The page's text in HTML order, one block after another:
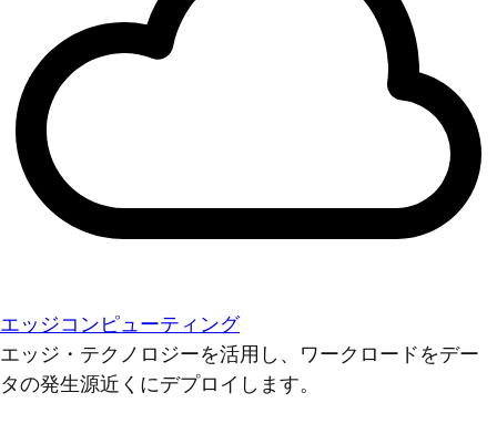
エッジコンピューティング
エッジ・テクノロジーを活用し、ワークロードをデー
タの発生源近くにデプロイします。